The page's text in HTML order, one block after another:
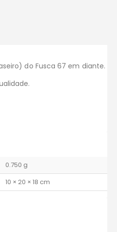
do Fusca 67 em diante.
0.750 g
10 × 20 × 18 cm